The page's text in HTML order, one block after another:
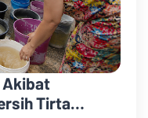
Akibat
Tirta